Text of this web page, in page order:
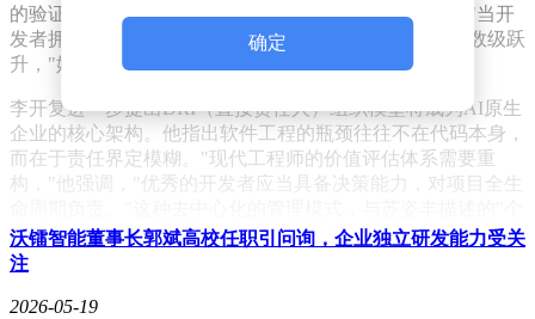
的验证环节，现在通过智能体协同可在单工作站完成。"当开
发者拥有合适的工具和算力支持，个人产能正在发生指数级跃
升，"她强调，"这种变化正在重塑传统企业架构。"
李开复进一步提出DRI（直接责任人）组织模型将成为AI原生
企业的核心架构。他指出软件工程的瓶颈往往不在代码本身，
而在于责任界定模糊。"现代工程师的价值评估体系需要重
构，"他强调，"优秀的开发者应当具备决策能力，对项目全生
人开发者作为总架构师"的愿景形成呼应。
活动现场，双方联合发布了Cube01智算一体机。这款整合零
一万物企业大模型平台与AMD硬件的解决方案，实现了多智
确定
沃镭智能董事长郭斌高校任职引问询，企业独立研发能力受关
注
2026-05-19